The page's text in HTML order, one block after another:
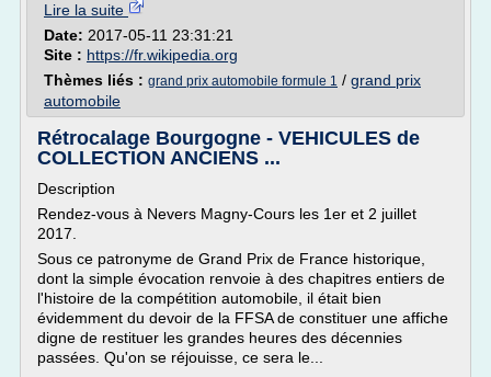
Lire la suite
Date: 2017-05-11 23:31:21
Site : https://fr.wikipedia.org
Thèmes liés : grand prix automobile formule 1 / grand prix
automobile
Rétrocalage Bourgogne - VEHICULES de
COLLECTION ANCIENS ...
Description
Rendez-vous à Nevers Magny-Cours les 1er et 2 juillet
2017.
Sous ce patronyme de Grand Prix de France historique,
dont la simple évocation renvoie à des chapitres entiers de
l'histoire de la compétition automobile, il était bien
évidemment du devoir de la FFSA de constituer une affiche
digne de restituer les grandes heures des décennies
passées. Qu'on se réjouisse, ce sera le...